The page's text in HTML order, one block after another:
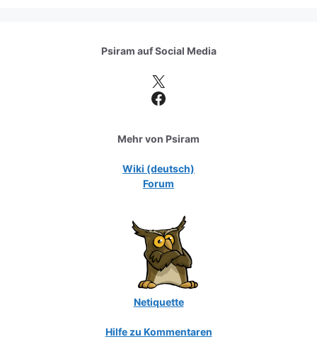
Psiram aufSocial Media
X
Facebook
Mehr von Psiram
Wiki (deutsch)
Forum
Netiquette
Hilfe zu Kommentaren